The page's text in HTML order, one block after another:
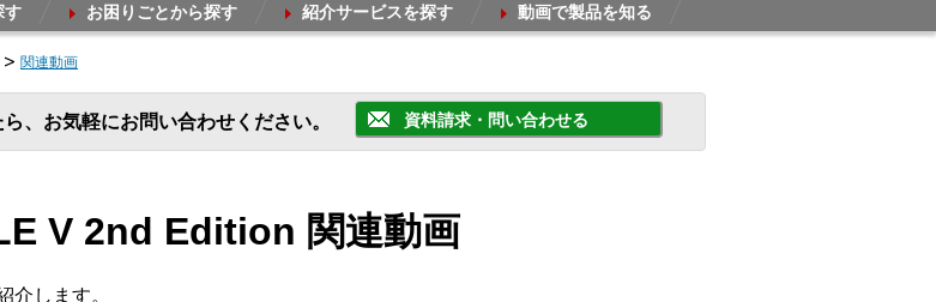
す お困りごとから探す 紹介サービスを探す 動画で製品を知る
関連動画
、お気軽にお問い合わせください。 資料請求・問い合わせる
V 2nd Edition 関連動画
介します。